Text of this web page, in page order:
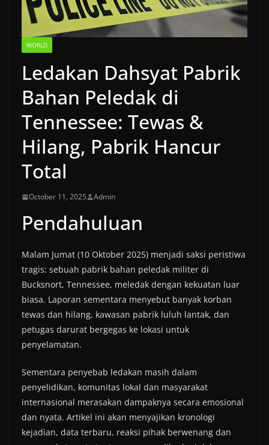
WORLD
Ledakan Dahsyat Pabrik
Bahan Peledak di
Tennessee: Tewas &
Hilang, Pabrik Hancur
Total
October 11, 2025 Admin
Pendahuluan
Malam Jumat (10 Oktober 2025) menjadi saksi peristiwa
tragis: sebuah pabrik bahan peledak militer di
Bucksnort, Tennessee, meledak dengan kekuatan luar
biasa. Laporan sementara menyebut banyak korban
tewas dan hilang, kawasan pabrik luluh lantak, dan
petugas darurat bergegas ke lokasi untuk
penyelamatan.
Sementara penyebab ledakan masih dalam
penyelidikan, komunitas lokal dan masyarakat
internasional merasakan dampaknya secara emosional
dan nyata. Artikel ini akan menyajikan kronologi
kejadian, data terbaru, reaksi pihak berwenang dan